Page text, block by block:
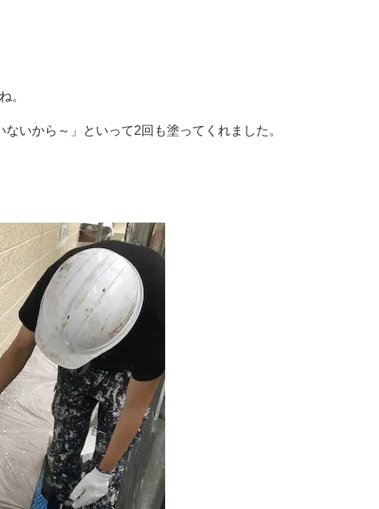
。
いから～」といって2回も塗ってくれました。